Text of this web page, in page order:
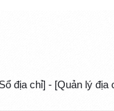
địa chỉ] - [Quản lý địa